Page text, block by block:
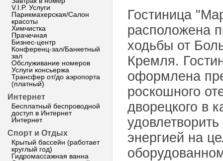
V.I.P. Услуги
Парикмахерская/Салон
красоты
Химчистка
Прачечная
Бизнес-центр
Конференц-зал/Банкетный
зал
Обслуживание номеров
Услуги консьержа
Трансфер от/до аэропорта
(платный)
Интернет
Бесплатный беспроводной
доступ в Интернет
Интернет
Спорт и Отдых
Крытый бассейн (работает
круглый год)
Гидромассажная ванна
Гостиница
расположена
ходьбы от
Кремля.
оформлена
роскошного
дворецкого в
энергией на